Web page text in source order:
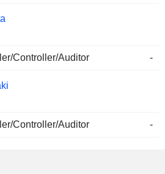
Controller/Auditor -
Controller/Auditor -